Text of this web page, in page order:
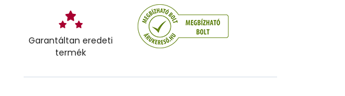
Garantáltan eredeti
termék